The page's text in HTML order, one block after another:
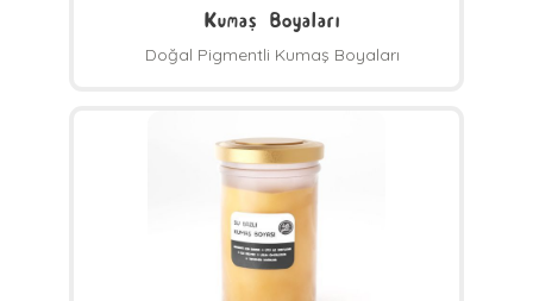
Kumaş Boyaları
Doğal Pigmentli Kumaş Boyaları